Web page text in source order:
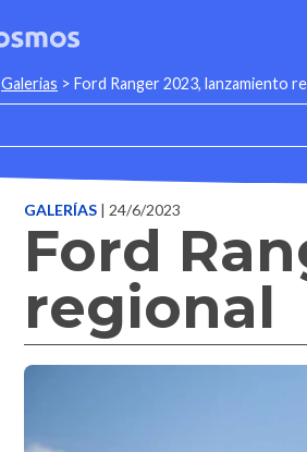
Galerias > Ford Ranger 2023, lanzamiento
GALERÍAS | 24/6/2023
Ford
regional